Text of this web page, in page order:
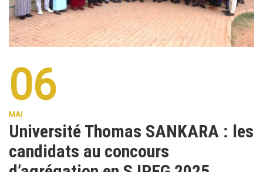
06
MAI
Université Thomas SANKARA : les
candidats au concours